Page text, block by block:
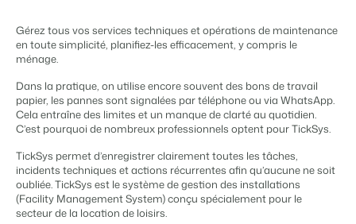
Gestion des canaux de distribution
Diffusez votre inventaire sur plusieurs canaux.
App Store
Intégrez vos applications et outils préférés.
Offrez la transparence que les propriétaires méritent.
Passez à l'action
Prêt à adopter la croissance ?
Organismes de location de vacances
Chaînes hôtelières et marques indépendantes multiples.
Promoteurs immobiliers touristiques
Développement de projets immobiliers.
Hôtels
Chambres d'hôtel, appartements, chambres d'hôtes et pensions.
Services de conciergerie et gestion locative
Gestion de location de vacances et concierges
Témoignages
Témoignages de nos clients.
Entrez en contact avec nous
Customer Success
Passez à l'action
Prêt à adopter la croissance ?
FR
Gestion des installations
Automatisez et simplifiez vos processus
Gestion des revenus
Optimisez vos tarifs et votre taux d'occupation
Conformité
Des applications pour rester conforme aux réglementations en
Comptabilité
Gardez vos comptes à jour
Systèmes POS
Connectez vos points de vente à votre PMS
Gérez tous vos services techniques et opérations de maintenance
en toute simplicité, planifiez-les efficacement, y compris le
ménage.
Dans la pratique, on utilise encore souvent des bons de travail
papier, les pannes sont signalées par téléphone ou via WhatsApp.
Cela entraîne des limites et un manque de clarté au quotidien.
C’est pourquoi de nombreux professionnels optent pour TickSys.
TickSys permet d’enregistrer clairement toutes les tâches,
incidents techniques et actions récurrentes afin qu’aucune ne soit
oubliée. TickSys est le système de gestion des installations
(Facility Management System) conçu spécialement pour le
secteur de la location de loisirs.